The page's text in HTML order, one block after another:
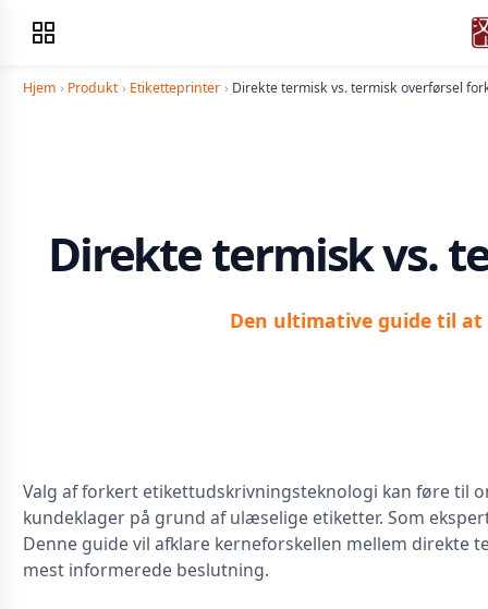
Hjem › Produkt › Etiketteprinter › Direkte termisk vs. termisk overførsel
Direkte termisk vs.
Den ultimative guide til
Valg af forkert etikettudskrivningsteknologi kan føre til
kundeklager på grund af ulæselige etiketter. Som
Denne guide vil afklare kerneforskellen mellem
mest informerede beslutning.